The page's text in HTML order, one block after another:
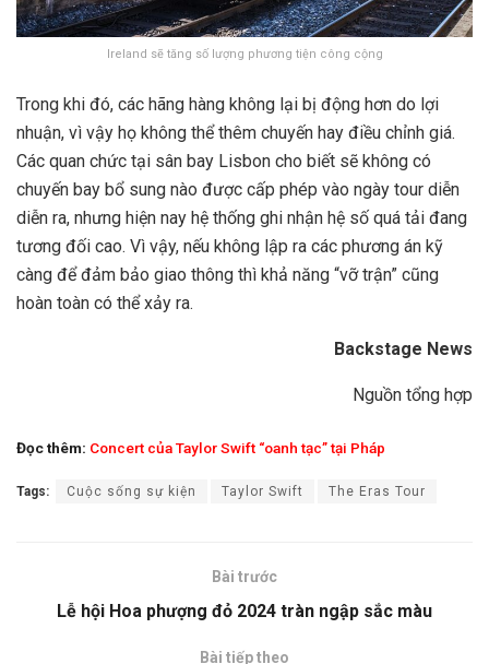
Ireland sẽ tăng số lượng phương tiện công cộng
Trong khi đó, các hãng hàng không lại bị động hơn do lợi
nhuận, vì vậy họ không thể thêm chuyến hay điều chỉnh giá.
Các quan chức tại sân bay Lisbon cho biết sẽ không có
chuyến bay bổ sung nào được cấp phép vào ngày tour diễn
diễn ra, nhưng hiện nay hệ thống ghi nhận hệ số quá tải đang
tương đối cao. Vì vậy, nếu không lập ra các phương án kỹ
càng để đảm bảo giao thông thì khả năng “vỡ trận” cũng
hoàn toàn có thể xảy ra.
Backstage News
Nguồn tổng hợp
Đọc thêm: Concert của Taylor Swift “oanh tạc” tại Pháp
Tags: Cuộc sống sự kiện Taylor Swift The Eras Tour
Bài trước
Lễ hội Hoa phượng đỏ 2024 tràn ngập sắc màu
Bài tiếp theo